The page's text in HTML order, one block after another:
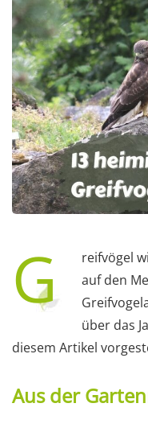
G
reifvögel
auf den
über das
diesem Artikel
Aus der